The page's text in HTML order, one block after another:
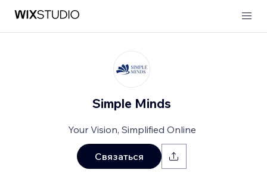
Simple Minds
Your Vision, Simplified Online
Связаться